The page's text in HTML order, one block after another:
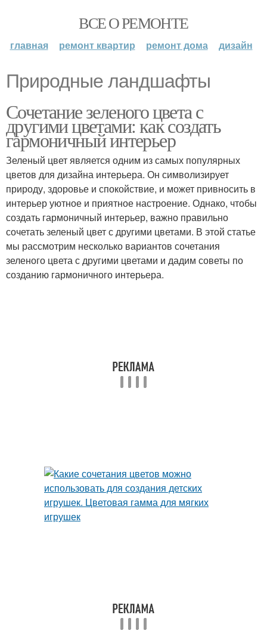
ВСЕ О РЕМОНТЕ
главная ремонт квартир ремонт дома дизайн
Природные ландшафты
Сочетание зеленого цвета с
другими цветами: как создать
гармоничный интерьер
Зеленый цвет является одним из самых популярных
цветов для дизайна интерьера. Он символизирует
природу, здоровье и спокойствие, и может привносить в
интерьер уютное и приятное настроение. Однако, чтобы
создать гармоничный интерьер, важно правильно
сочетать зеленый цвет с другими цветами. В этой статье
мы рассмотрим несколько вариантов сочетания
зеленого цвета с другими цветами и дадим советы по
созданию гармоничного интерьера.